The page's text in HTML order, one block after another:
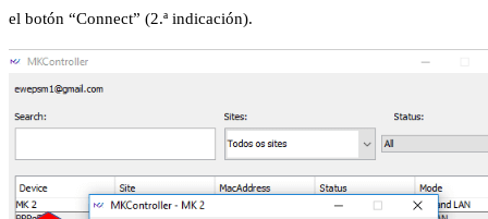
el botón “Connect” (2.ª indicación).